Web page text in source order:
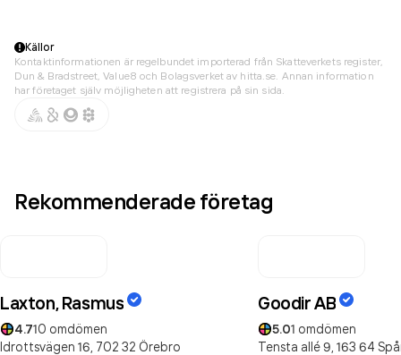
Källor
Kontaktinformationen är regelbundet importerad från Skatteverkets register,
Dun & Bradstreet, Value8 och Bolagsverket av hitta.se. Annan information
har företaget själv möjligheten att registrera på sin sida.
Rekommenderade företag
Laxton, Rasmus
4.710 omdömen
Idrottsvägen 16, 702 32 Örebro
Goodir AB
5.01 omdömen
Tensta allé 9, 163 64